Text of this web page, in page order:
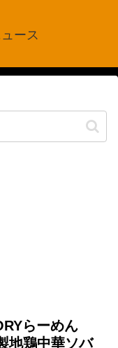
ース
らーめん
地鶏中華ソバ